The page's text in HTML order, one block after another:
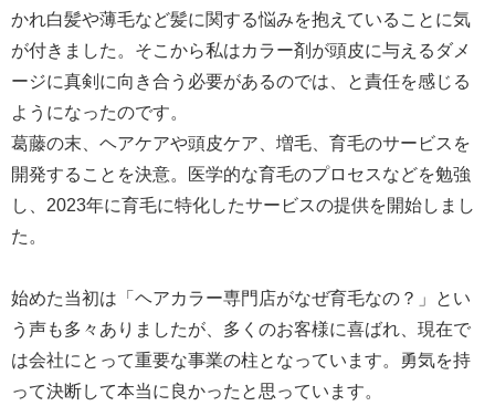
かれ白髪や薄毛など髪に関する悩みを抱えていることに気
が付きました。そこから私はカラー剤が頭皮に与えるダメ
ージに真剣に向き合う必要があるのでは、と責任を感じる
ようになったのです。
葛藤の末、ヘアケアや頭皮ケア、増毛、育毛のサービスを
開発することを決意。医学的な育毛のプロセスなどを勉強
し、2023年に育毛に特化したサービスの提供を開始しまし
た。
始めた当初は「ヘアカラー専門店がなぜ育毛なの？」とい
う声も多々ありましたが、多くのお客様に喜ばれ、現在で
は会社にとって重要な事業の柱となっています。勇気を持
って決断して本当に良かったと思っています。